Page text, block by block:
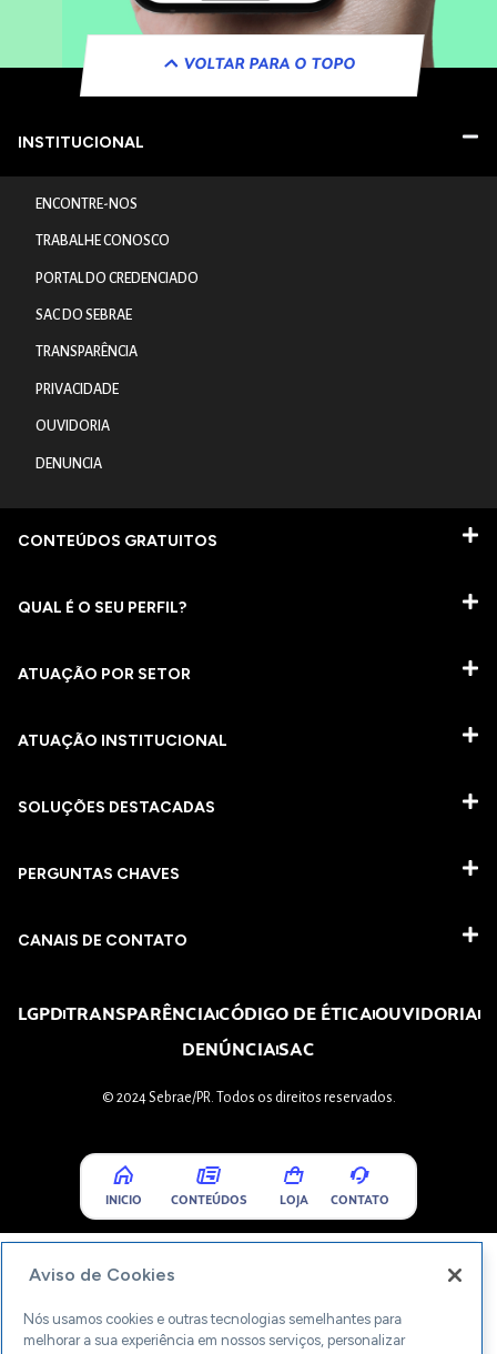
VOLTAR PARA O TOPO
INSTITUCIONAL
ENCONTRE-NOS
TRABALHE CONOSCO
PORTAL DO CREDENCIADO
SAC DO SEBRAE
TRANSPARÊNCIA
PRIVACIDADE
OUVIDORIA
DENUNCIA
CONTEÚDOS GRATUITOS
QUAL É O SEU PERFIL?
ATUAÇÃO POR SETOR
ATUAÇÃO INSTITUCIONAL
SOLUÇÕES DESTACADAS
PERGUNTAS CHAVES​
CANAIS DE CONTATO
LGPDTRANSPARÊNCIACÓDIGO DE ÉTICAOUVIDORIA
DENÚNCIASAC
© 2024 Sebrae/PR. Todos os direitos reservados.
INICIO CONTEÚDOS LOJA CONTATO
Aviso de Cookies
Nós usamos cookies e outras tecnologias semelhantes para
melhorar a sua experiência em nossos serviços, personalizar